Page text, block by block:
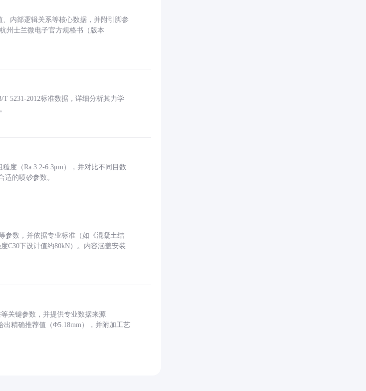
内部逻辑关系等核心数据，并附引脚参
州士兰微电子官方规格书（版本
5231-2012标准数据，详细分析其力学
度（Ra 3.2-6.3μm），并对比不同目数
适的喷砂参数。
参数，并依据专业标准（如《混凝土结
C30下设计值约80kN）。内容涵盖安装
关键参数，并提供专业数据来源
出精确推荐值（Φ5.18mm），并附加工艺